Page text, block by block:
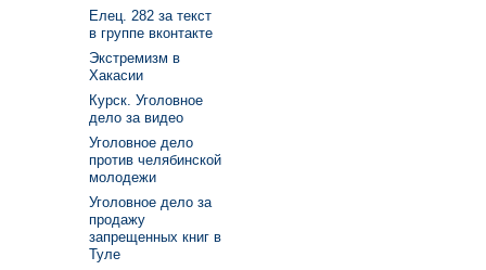
Елец. 282 за текст
в группе вконтакте
Экстремизм в
Хакасии
Курск. Уголовное
дело за видео
Уголовное дело
против челябинской
молодежи
Уголовное дело за
продажу
запрещенных книг в
Туле